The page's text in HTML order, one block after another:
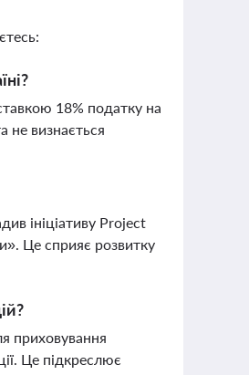
18% податку на
не визнається
ініціативу Project
Це сприяє розвитку
приховування
Це підкреслює